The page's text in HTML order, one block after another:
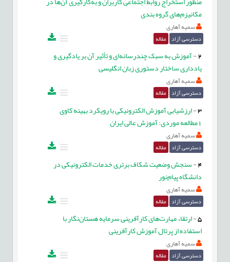
مکانیزم‌های گروه بندی
سمیه آهاری
دسترسی آزاد مقاله
2
-آموزش به سبک چندرسانه‌ای و تأثیر آن بر یادگیری و
یادداری ساختار دستوری زبان انگلیسی
سمیه آهاری
دسترسی آزاد مقاله
3
-ارزشیابی آموزش الکترونیکی با رویکرد بهینه کاوی
سمیه آهاری
دسترسی آزاد مقاله
4
-سنجش وضعیت شکاف برتری خدمات الکترونیکی در
دانشگاه پیام‌نور
سمیه آهاری
دسترسی آزاد مقاله
5
-ارتقاء مهارت‌های کارآفرینی سرمایه هستان‌نگار با
استفاده از پرتال آموزش کارآفرینی
سمیه آهاری
دسترسی آزاد مقاله